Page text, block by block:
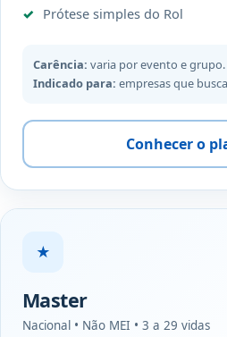
Prótese simples do Rol
Carência: varia por evento e grupo.
Indicado para: empresas que
Conhecer o
★
Master
Nacional • Não MEI • 3 a 29 vidas